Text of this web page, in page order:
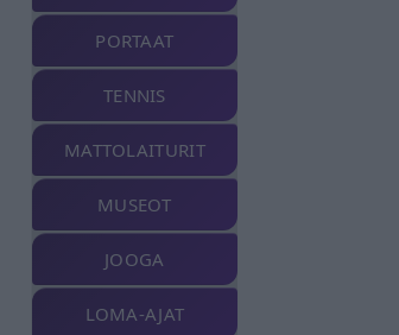
PORTAAT
TENNIS
MATTOLAITURIT
MUSEOT
JOOGA
LOMA-AJAT